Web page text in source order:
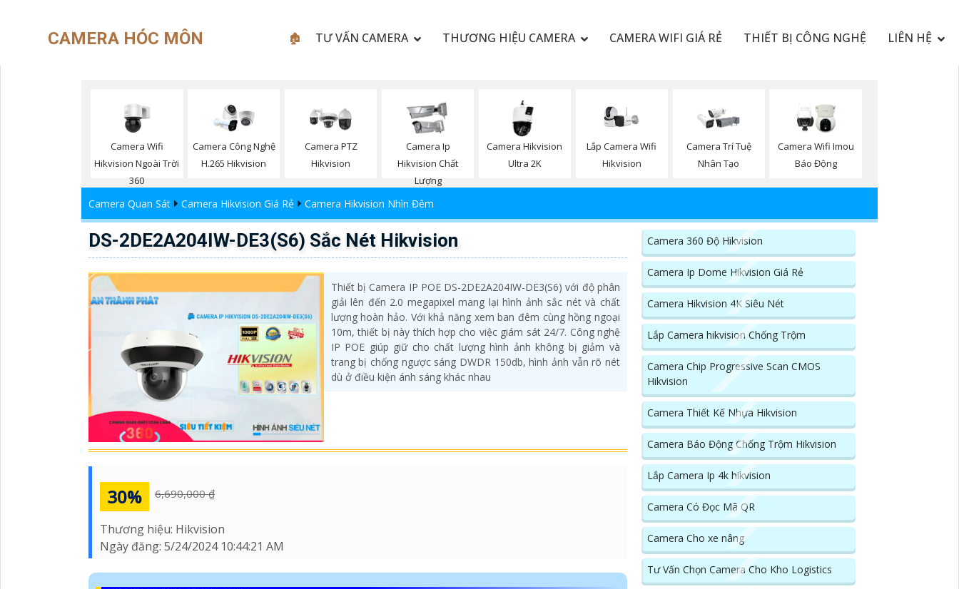
CAMERA HÓC MÔN 🏚 TƯ VẤN CAMERA THƯƠNG HIỆU CAMERA CAMERA WIFI GIÁ RẺ THIẾT BỊ CÔNG NGHỆ LIÊN HỆ
Camera Wifi
Hikvision Ngoài Trời
360
Camera Công Nghệ
H.265 Hikvision
Camera PTZ
Hikvision
Camera Ip
Hikvision Chất
Lượng
Camera Hikvision
Ultra 2K
Lắp Camera Wifi
Hikvision
Camera Trí Tuệ
Nhân Tạo
Camera Wifi Imou
Báo Động
Camera Quan Sát Camera Hikvision Giá Rẻ Camera Hikvision Nhìn Đêm
DS-2DE2A204IW-DE3(S6) Sắc Nét Hikvision
Thiết bị Camera IP POE DS-2DE2A204IW-DE3(S6) với độ phân
giải lên đến 2.0 megapixel mang lại hình ảnh sắc nét và chất
lượng hoàn hảo. Với khả năng xem ban đêm cùng hồng ngoại
10m, thiết bị này thích hợp cho việc giám sát 24/7. Công nghệ
IP POE giúp giữ cho chất lượng hình ảnh không bị giảm và
trang bị chống ngược sáng DWDR 150db, hình ảnh vẫn rõ nét
dù ở điều kiện ánh sáng khác nhau
30% 6,690,000 ₫
Thương hiệu: Hikvision
Ngày đăng: 5/24/2024 10:44:21 AM
Camera 360 Độ Hikvision
Camera Ip Dome Hikvision Giá Rẻ
Camera Hikvision 4K Siêu Nét
Lắp Camera hikvision Chống Trộm
Camera Chip Progressive Scan CMOS
Hikvision
Camera Thiết Kế Nhựa Hikvision
Camera Báo Động Chống Trộm Hikvision
Lắp Camera Ip 4k hikvision
Camera Có Đọc Mã QR
Camera Cho xe nâng
Tư Vấn Chọn Camera Cho Kho Logistics